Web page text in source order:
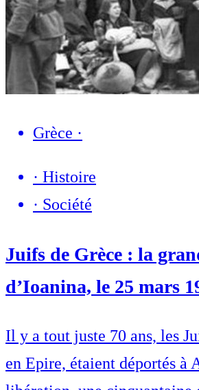
Grèce ·
· Histoire
· Société
Juifs de Grèce : la
d’Ioanina, le 25 mars
Il y a tout juste 70 ans, les
en Epire, étaient déportés à